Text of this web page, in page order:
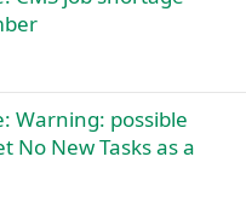
Warning: possible
No New Tasks as a